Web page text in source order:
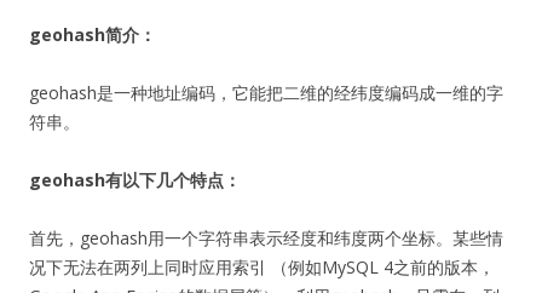
geohash简介：
geohash是一种地址编码，它能把二维的经纬度编码成一维的字
符串。
geohash有以下几个特点：
首先，geohash用一个字符串表示经度和纬度两个坐标。某些情
况下无法在两列上同时应用索引 （例如MySQL 4之前的版本，